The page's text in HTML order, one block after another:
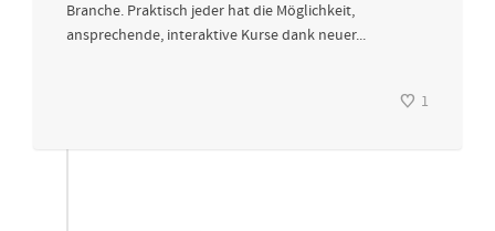
Branche. Praktisch jeder hat die Möglichkeit,
ansprechende, interaktive Kurse dank neuer...
1